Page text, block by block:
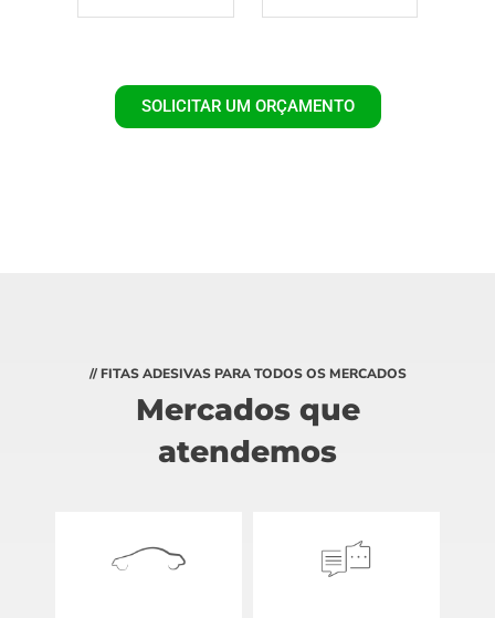
SOLICITAR UM ORÇAMENTO
// FITAS ADESIVAS PARA TODOS OS MERCADOS
Mercados que
atendemos